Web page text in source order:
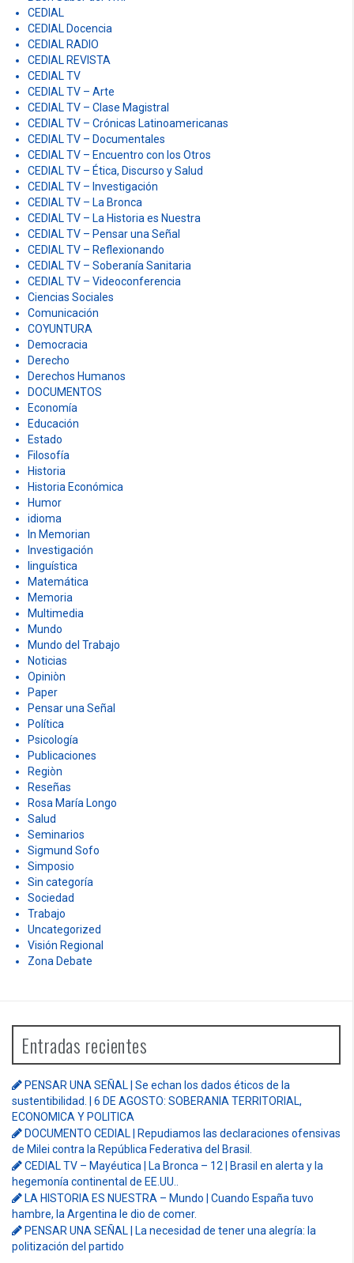
CEDIAL
CEDIAL Docencia
CEDIAL RADIO
CEDIAL REVISTA
CEDIAL TV
CEDIAL TV – Arte
CEDIAL TV – Clase Magistral
CEDIAL TV – Crónicas Latinoamericanas
CEDIAL TV – Documentales
CEDIAL TV – Encuentro con los Otros
CEDIAL TV – Ética, Discurso y Salud
CEDIAL TV – Investigación
CEDIAL TV – La Bronca
CEDIAL TV – La Historia es Nuestra
CEDIAL TV – Pensar una Señal
CEDIAL TV – Reflexionando
CEDIAL TV – Soberanía Sanitaria
CEDIAL TV – Videoconferencia
Ciencias Sociales
Comunicación
COYUNTURA
Democracia
Derecho
Derechos Humanos
DOCUMENTOS
Economía
Educación
Estado
Filosofía
Historia
Historia Económica
Humor
idioma
In Memorian
Investigación
linguística
Matemática
Memoria
Multimedia
Mundo
Mundo del Trabajo
Noticias
Opiniòn
Paper
Pensar una Señal
Política
Psicología
Publicaciones
Regiòn
Reseñas
Rosa María Longo
Salud
Seminarios
Sigmund Sofo
Simposio
Sin categoría
Sociedad
Trabajo
Uncategorized
Visión Regional
Zona Debate
Entradas recientes
PENSAR UNA SEÑAL | Se echan los dados éticos de la
sustentibilidad. | 6 DE AGOSTO: SOBERANIA TERRITORIAL,
ECONOMICA Y POLITICA
DOCUMENTO CEDIAL | Repudiamos las declaraciones ofensivas
de Milei contra la República Federativa del Brasil.
CEDIAL TV – Mayéutica | La Bronca – 12 | Brasil en alerta y la
hegemonía continental de EE.UU..
LA HISTORIA ES NUESTRA – Mundo | Cuando España tuvo
hambre, la Argentina le dio de comer.
PENSAR UNA SEÑAL | La necesidad de tener una alegría: la
politización del partido